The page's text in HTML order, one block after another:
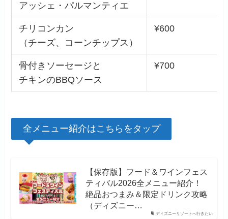
アッシェ・パルマンティエ
チリコンカン
（チーズ、コーンチップス）
¥600
骨付きソーセージと
チキンのBBQソース
¥700
全メニュー紹介はこちらをタップ
ディズニーリゾートへ行きたい
【保存版】フード＆ワインフェス
ティバル2026全メニュー紹介！
絶品おつまみ＆限定ドリンク攻略
（ディズニー…